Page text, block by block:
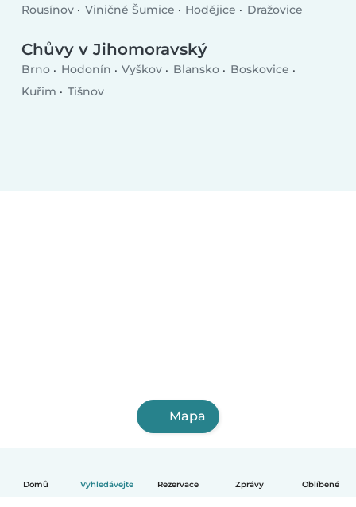
Domů Vyhledávejte Rezervace Zprávy Oblíbené
Rousínov Viničné Šumice Hodějice Dražovice
Chůvy v Jihomoravský
Brno Hodonín Vyškov Blansko
Boskovice
Kuřim
Tišnov
Mapa